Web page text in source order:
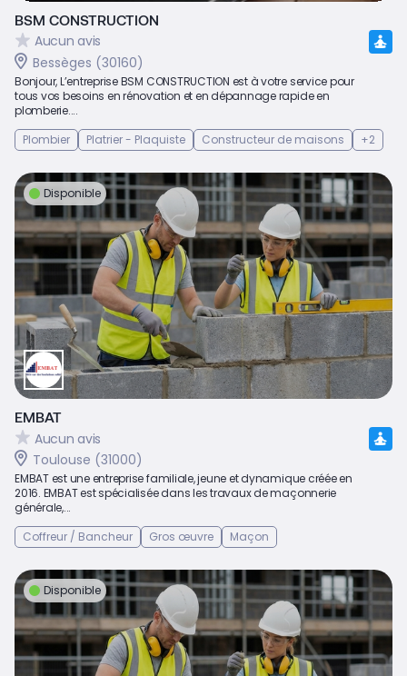
BSM CONSTRUCTION
Aucun avis
Bessèges (30160)
Bonjour, L’entreprise BSM CONSTRUCTION est à votre service pour
tous vos besoins en rénovation et en dépannage rapide en
plomberie....
Plombier
Platrier - Plaquiste Constructeur de maisons +2
Disponible
EMBAT
Aucun avis
Toulouse (31000)
EMBAT est une entreprise familiale, jeune et dynamique créée en
2016. EMBAT est spécialisée dans les travaux de maçonnerie
générale,...
Coffreur / Bancheur
Gros œuvre Maçon
Disponible